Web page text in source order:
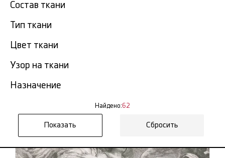
Цветная джинса в Омске
Фильтр
Показать все
Состав ткани
Тип ткани
Цвет ткани
Узор на ткани
Назначение
Найдено:62
Сбросить